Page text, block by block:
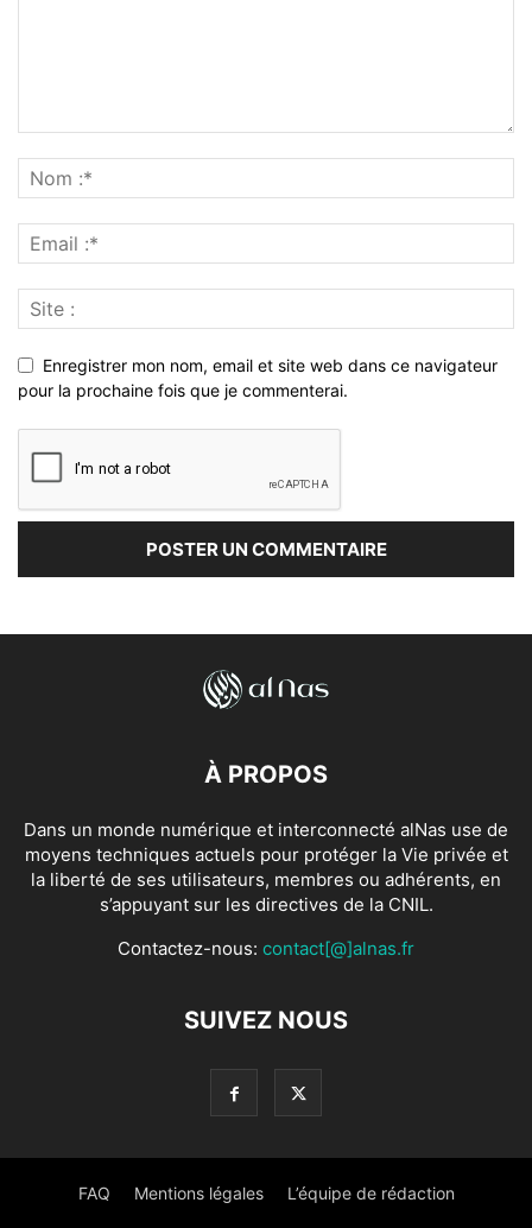
Enregistrer mon nom, email et site web dans ce navigateur
pour la prochaine fois que je commenterai.
À PROPOS
Dans un monde numérique et interconnecté alNas use de
moyens techniques actuels pour protéger la Vie privée et
la liberté de ses utilisateurs, membres ou adhérents, en
s’appuyant sur les directives de la CNIL.
Contactez-nous: contact[@]alnas.fr
SUIVEZ NOUS
FAQ Mentions légales L’équipe de rédaction